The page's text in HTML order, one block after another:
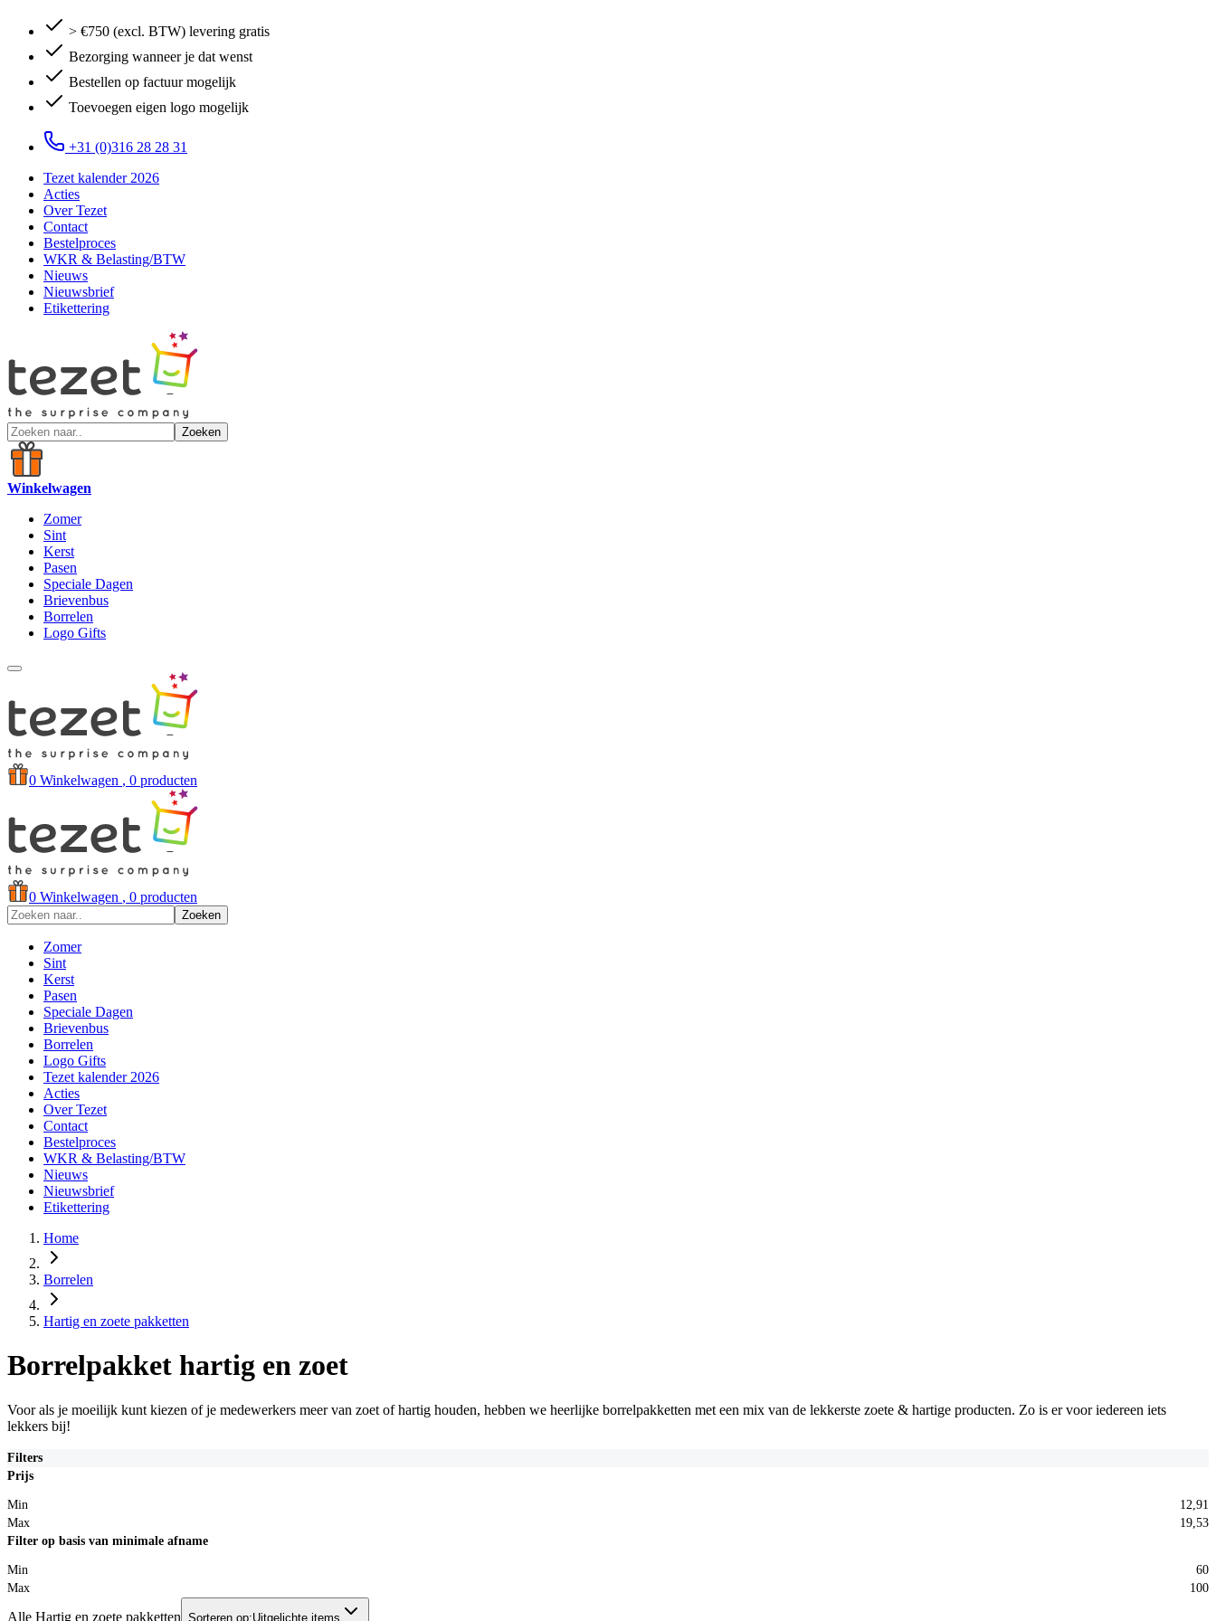
> €750 (excl. BTW) levering gratis
Bezorging wanneer je dat wenst
Bestellen op factuur mogelijk
Toevoegen eigen logo mogelijk
+31 (0)316 28 28 31
Tezet kalender 2026
Acties
Over Tezet
Contact
Bestelproces
WKR & Belasting/BTW
Nieuws
Nieuwsbrief
Etikettering
Zoeken
Winkelwagen
Zomer
Sint
Kerst
Pasen
Speciale Dagen
Brievenbus
Borrelen
Logo Gifts
0 Winkelwagen , 0 producten
0 Winkelwagen , 0 producten
Zoeken
Zomer
Sint
Kerst
Pasen
Speciale Dagen
Brievenbus
Borrelen
Logo Gifts
Tezet kalender 2026
Acties
Over Tezet
Contact
Bestelproces
WKR & Belasting/BTW
Nieuws
Nieuwsbrief
Etikettering
Home
Borrelen
Hartig en zoete pakketten
Borrelpakket hartig en zoet
Voor als je moeilijk kunt kiezen of je medewerkers meer van zoet of hartig houden, hebben we heerlijke borrelpakketten met een mix van de lekkerste zoete & hartige producten. Zo is er voor iedereen iets
lekkers bij!
Filters
Prijs
Min
12,91
Max
19,53
Filter op basis van minimale afname
Min
60
Max
100
Alle Hartig en zoete pakketten Sorteren op:Uitgelichte items